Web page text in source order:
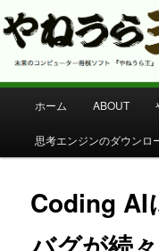
やねうら王
コンピューター将棋 やね
メ
メ
イ
ホーム ABOUT
思考エンジンのダウンロ
Coding AI